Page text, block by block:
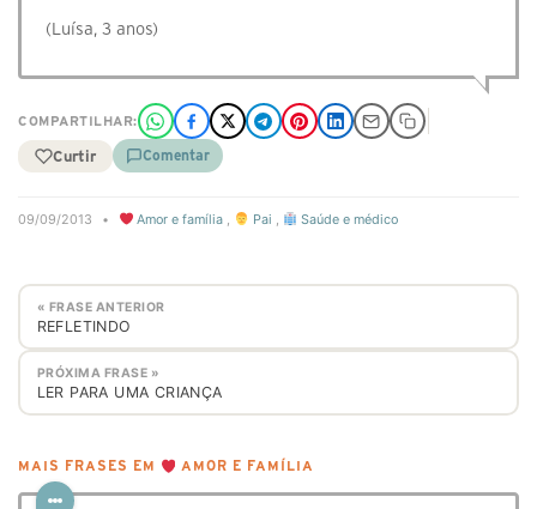
(Luísa, 3 anos)
COMPARTILHAR:
Curtir Comentar
09/09/2013 • Amor e família , Pai , Saúde e médico
« FRASE ANTERIOR
REFLETINDO
PRÓXIMA FRASE »
LER PARA UMA CRIANÇA
MAIS FRASES EM AMOR E FAMÍLIA